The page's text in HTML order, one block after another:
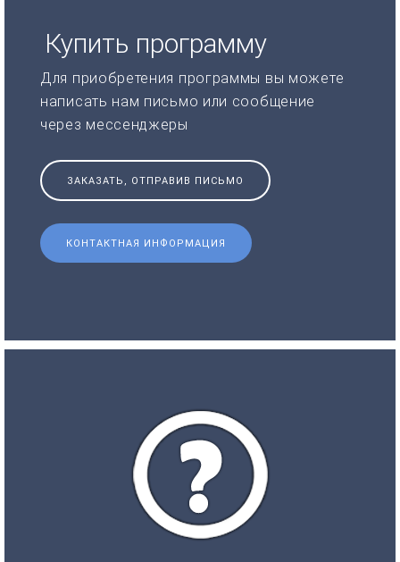
Купить программу
Для приобретения программы вы можете
написать нам письмо или сообщение
через мессенджеры
ЗАКАЗАТЬ, ОТПРАВИВ ПИСЬМО
КОНТАКТНАЯ ИНФОРМАЦИЯ